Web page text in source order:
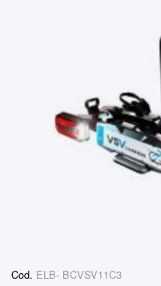
Cod. ELB- BCVSV11C3